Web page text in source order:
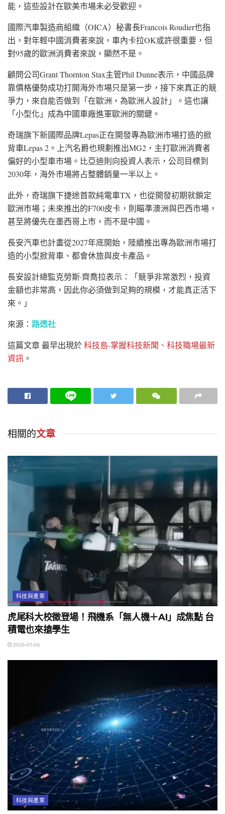
能，這些設計在歐美市場未必受歡迎。
國際汽車製造商組織（OICA）秘書長Francois Roudier也指
出，對年輕中國消費者來說，車內卡拉OK或許很重要，但
對95歲的歐洲消費者來說，顯然不是。
顧問公司Grant Thornton Stax主管Phil Dunne表示，中國品牌
靠價格優勢成功打開海外市場只是第一步，接下來真正的競
爭力，來自能否做到「在歐洲，為歐洲人設計」。這也讓
「小型化」成為中國車廠進軍歐洲的關鍵。
奇瑞旗下新國際品牌Lepas正在開發專為歐洲市場打造的掀
背車Lepas 2 。上汽名爵也規劃推出MG2 ，主打歐洲消費者
偏好的小型車市場。比亞迪則向投資人表示，公司目標到
2030年，海外市場將占整體銷量一半以上。
此外，奇瑞旗下捷途首款純電車TX，也從開發初期就鎖定
歐洲市場；未來推出的F700皮卡，則瞄準澳洲與巴西市場，
甚至將優先在墨西哥上市，而不是中國。
長安汽車也計畫從2027年底開始，陸續推出專為歐洲市場打
造的小型掀背車、都會休旅與皮卡產品。
長安設計總監克勞斯·齊喬拉表示：「競爭非常激烈，投資
金額也非常高，因此你必須做到足夠的規模，才能真正活下
來。」
來源： 路透社
這篇文章 最早出現於科技島-掌握科技新聞、科技職場最新
資訊 。
相關的文章
科技與產業
虎尾科大校徵登場！飛機系「無人機＋AI」成焦點 台
積電也來搶學生
2026-05-06
科技與產業